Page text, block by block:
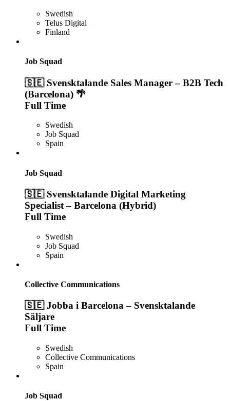
Swedish
Telus Digital
Finland
Job Squad
🇸🇪 Svensktalande Sales Manager – B2B Tech
(Barcelona) 🌴
Full Time
Swedish
Job Squad
Spain
Job Squad
🇸🇪 Svensktalande Digital Marketing
Specialist – Barcelona (Hybrid)
Full Time
Swedish
Job Squad
Spain
Collective Communications
🇸🇪 Jobba i Barcelona – Svensktalande
Säljare
Full Time
Swedish
Collective Communications
Spain
Job Squad